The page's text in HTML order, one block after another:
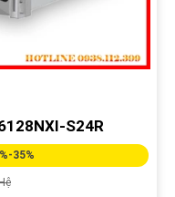
S24R
35%